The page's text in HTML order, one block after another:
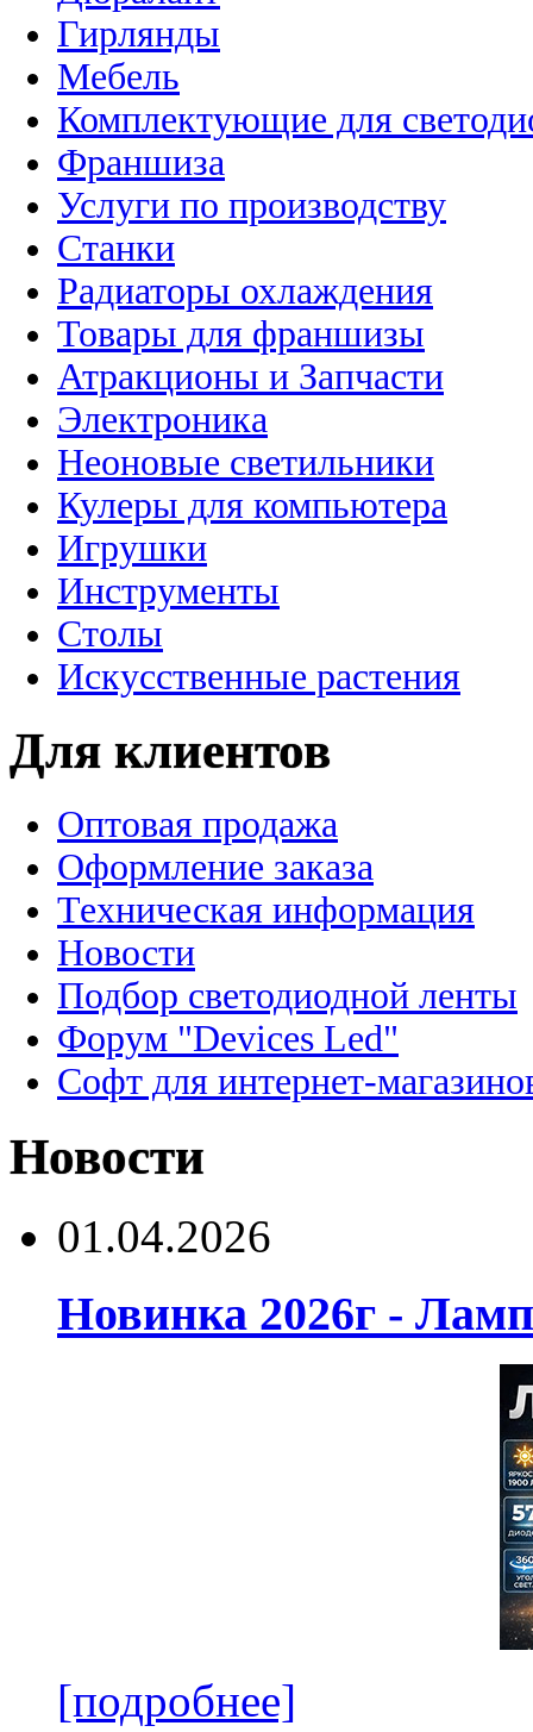
Гирлянды
Мебель
Комплектующие для
Франшиза
Услуги по производству
Станки
Радиаторы охлаждения
Товары для франшизы
Атракционы и Запчасти
Электроника
Неоновые светильники
Кулеры для компьютера
Игрушки
Инструменты
Столы
Искусственные растения
Для клиентов
Оптовая продажа
Оформление заказа
Техническая информация
Новости
Подбор светодиодной ленты
Форум "Devices Led"
Софт для интернет-
Новости
01.04.2026
Новинка 2026г -
[подробнее]